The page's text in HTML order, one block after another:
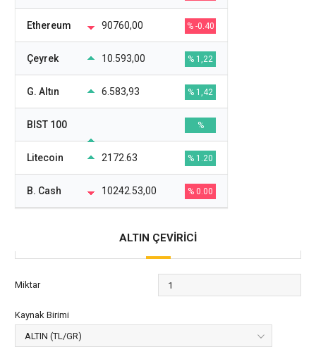
Ethereum 90760,00 % -0.40
Çeyrek 10.593,00 % 1,22
G. Altın 6.583,93 % 1,42
BIST 100 %
Litecoin 2172.63 % 1.20
B. Cash 10242.53,00 % 0.00
ALTIN ÇEVİRİCİ
Miktar
Kaynak Birimi